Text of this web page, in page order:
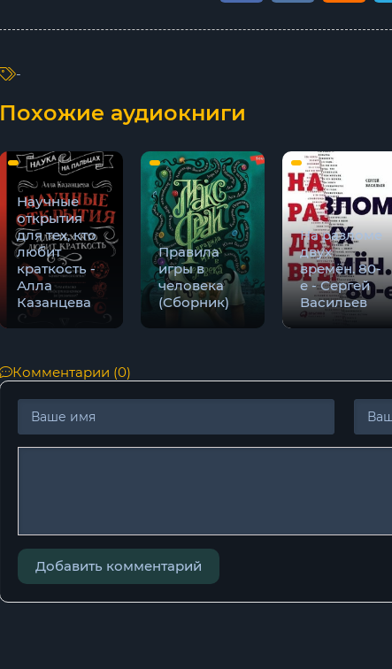
-
Похожие аудиокниги
Научные
открытия
для тех, кто
любит
краткость -
Алла
Казанцева
Правила
игры в
человека
(Сборник)
На разломе
двух
времён. 80-
е - Сергей
Васильев
Комментарии (0)
Добавить комментарий